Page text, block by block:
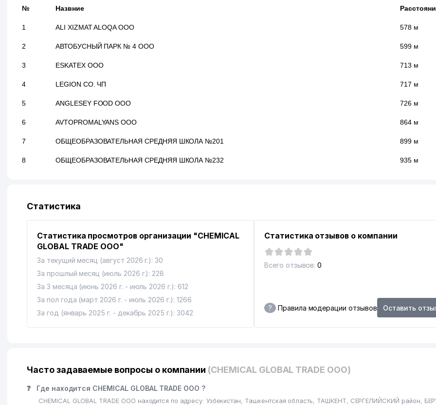
№ Назвние
1 ALI XIZMAT ALOQA ООО 578 м
2 АВТОБУСНЫЙ ПАРК № 4 ООО 599 м
3 ESKATEX ООО 713 м
4 LEGION CO. ЧП 717 м
5 ANGLESEY FOOD ООО 726 м
6 AVTOPROMALYANS ООО 864 м
7 ОБЩЕОБРАЗОВАТЕЛЬНАЯ СРЕДНЯЯ ШКОЛА №201 899 м
8 ОБЩЕОБРАЗОВАТЕЛЬНАЯ СРЕДНЯЯ ШКОЛА №232 935 м
Статистика
Статистика просмотров организации "CHEMICAL
GLOBAL TRADE ООО"
За текущий месяц (август 2026 г.): 30
За прошлый месяц (июль 2026 г.): 228
За 3 месяца (июнь 2026 г. - июль 2026 г.): 612
За пол года (март 2026 г. - июль 2026 г.): 1266
За год (январь 2025 г. - декабрь 2025 г.): 3042
Статистика отзывов о компании
Всего отзывов: 0
? Правила модерации отзывов Оставить
Часто задаваемые вопросы о компании (CHEMICAL GLOBAL TRADE ООО)
❓ Где находится CHEMICAL GLOBAL TRADE ООО ?
CHEMICAL GLOBAL TRADE ООО находится по адресу: Узбекистан, Ташкентская область, ТАШКЕНТ, СЕРГЕЛИЙСКИЙ район,